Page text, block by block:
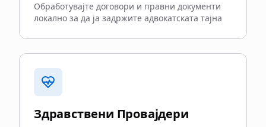
Обработувајте договори и правни документи
локално за да ја задржите адвокатската тајна
Здравствени Провајдери